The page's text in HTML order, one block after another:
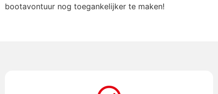
bootavontuur nog toegankelijker te maken!